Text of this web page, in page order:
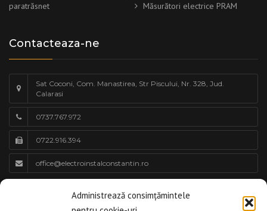
Administrează consimțămintele
paratrăsnet
Măsurători electrice PRAM
Contacteaza-ne
Sat Coconi, Com. Manastirea, Str Piscului, Nr. 328, Jud.
Calarasi
0737.767.972
0722.916.394
office@electroinstalconstantin.ro
Program de lucru